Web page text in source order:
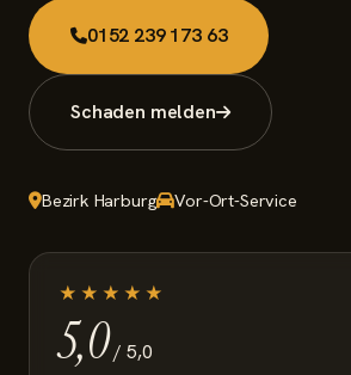
0152 239 173 63
Schaden melden
Bezirk Harburg Vor-Ort-Service
★★★★★
5,0/ 5,0